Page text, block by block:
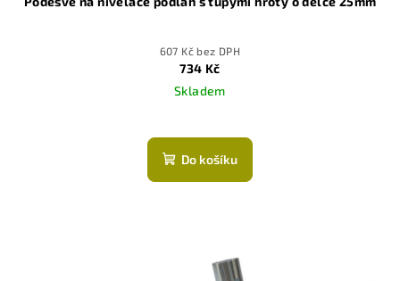
607 Kč bez DPH
734 Kč
Skladem
Do košíku